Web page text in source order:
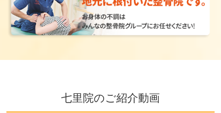
七里院のご紹介動画